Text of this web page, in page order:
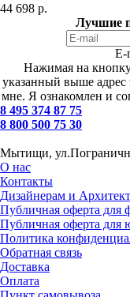
44 698 р.
Лучшие
E-
Нажимая на
указанный выше
мне. Я ознакомлен и
8 495 374 87 75
8 800 500 75 30
Мытищи,
О нас
Контакты
Дизайнерам и
Публичная оферта для
Публичная оферта для
Политика
Обратная связь
Доставка
Оплата